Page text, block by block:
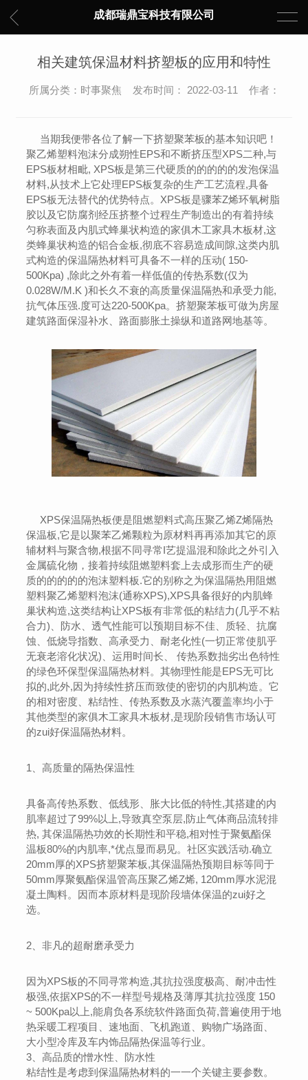
成都瑞鼎宝科技有限公司
相关建筑保温材料挤塑板的应用和特性
所属分类：时事聚焦 发布时间： 2022-03-11 作者：
当期我便带各位了解一下挤塑聚苯板的基本知识吧！
聚乙烯塑料泡沫分成朔性EPS和不断挤压型XPS二种,与
EPS板材相毗, XPS板是第三代硬质的的的的的发泡保温
材料,从技术上它处理EPS板复杂的生产工艺流程,具备
EPS板无法替代的优势特点。XPS板是骤苯Z烯环氧树脂
胶以及它防腐剂经压挤整个过程生产制造出的有着持续
匀称表面及内肌式蜂巢状构造的家俱木工家具木板材,这
类蜂巢状构造的铝合金板,彻底不容易造成间隙,这类内肌
式构造的保温隔热材料可具备不一样的压动( 150-
500Kpa) ,除此之外有着一样低值的传热系数(仅为
0.028W/M.K )和长久不衰的高质量保温隔热和承受力能,
抗气体压强.度可达220-500Kpa。挤塑聚苯板可做为房屋
建筑路面保湿补水、路面膨胀土操纵和道路网地基等。
XPS保温隔热板便是阻燃塑料式高压聚乙烯Z烯隔热
保温板,它是以聚苯乙烯颗粒为原材料再再添加其它的原
辅材料与聚含物,根据不同寻常I艺提温混和除此之外引入
金属硫化物，接着持续阻燃塑料套上去成形而生产的硬
质的的的的的泡沫塑料板.它的别称之为保温隔热用阻燃
塑料聚乙烯塑料泡沫(通称XPS),XPS具备很好的内肌蜂
巢状构造,这类结构让XPS板有非常低的粘结力(几乎不粘
合力)、防水、透气性能可以预期目标不佳、质轻、抗腐
蚀、低烧导指数、高承受力、耐老化性(一切正常使肌乎
无衰老溶化状况)、运用时间长、 传热系数拙劣出色特性
的绿色环保型保温隔热材料。其物理性能是EPS无可比
拟的,此外,因为持续性挤压而致使的密切的内肌构造。它
的相对密度、粘结性、传热系数及水蒸汽覆盖率均小于
其他类型的家俱木工家具木板材,是现阶段销售市场认可
的zui好保温隔热材料。
1、高质量的隔热保温性
具备高传热系数、低线形、胀大比低的特性,其搭建的内
肌率超过了99%以上,导致真空泵层,防止气体商品流转排
热, 其保温隔热功效的长期性和平稳,相对性于聚氨酯保
温板80%的内肌率,*优点显而易见。社区实践活动.确立
20mm厚的XPS挤塑聚苯板,其保温隔热预期目标等同于
50mm厚聚氨酯保温管高压聚乙烯Z烯, 120mm厚水泥混
凝土陶料。因而本原材料是现阶段墙体保温的zui好之
选。
2、非凡的超耐磨承受力
因为XPS板的不同寻常构造,其抗拉强度极高、耐冲击性
极强,依据XPS的不一样型号规格及薄厚其抗拉强度 150
~ 500Kpa以上,能肩负各系统软件路面负荷,普遍使用于地
热采暖工程项目、速地面、飞机跑道、购物广场路面、
大小型冷库及车内饰品隔热保温等行业。
3、高品质的憎水性、防水性
粘结性是考虑到保温隔热材料的一一个关键主要参数。